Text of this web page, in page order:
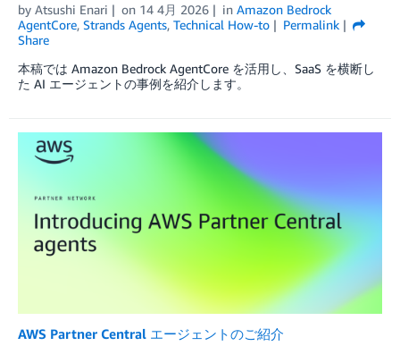
by Atsushi Enari on 14 4月 2026 in Amazon Bedrock
AgentCore, Strands Agents, Technical How-to
Permalink
Share
本稿では Amazon Bedrock AgentCore を活用し、SaaS を横断し
た AI エージェントの事例を紹介します。
AWS Partner Central エージェントのご紹介